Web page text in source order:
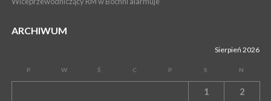
ARCHIWUM
Sierpień 2026
P W Ś C P S N
1 2